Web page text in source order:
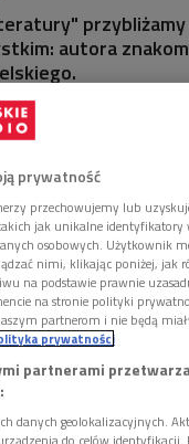
przybliżamy
autora
i Andrzej Wajda. Próba
w reż. A. Wajdy. Autorem
prywatność
przechowujemy lub
jak unikalne identyfikatory
osobowych. Użytkownik
nimi, klikając poniżej, jak
na podstawie prawnie
na stronie polityki
partnerom i nie będą
prywatności
partnerami
danych geolokalizacyjnych.
do celów identyfikacji.